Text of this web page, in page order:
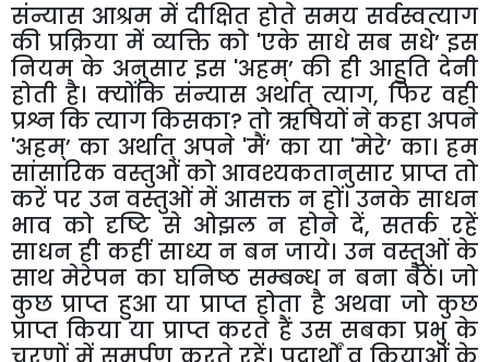
संन्यास आश्रम में दीक्षित होते समय सर्वस्वत्याग
की प्रक्रिया में व्यक्ति को 'एके साधे सब सधे’इस
नियम के अनुसार इस 'अहम्’की ही आहुति देनी
होती है। क्योंकि संन्यास अर्थात् त्याग, फिर वही
प्रश्न कि त्याग किसका? तो ऋषियों ने कहा अपने
'अहम्’का अर्थात् अपने 'मैं’ का या 'मेरे’ का। हम
सांसारिक वस्तुओं को आवश्यकतानुसार प्राप्त तो
करें पर उन वस्तुओं में आसक्त न हों। उनके साधन
भाव को दृष्टि से ओझल न होने दें,सतर्क रहें
साधन ही कहीं साध्य न बन जाये। उन वस्तुओं के
साथ मेरेपन का घनिष्ठ सम्बन्ध न बना बैठें। जो
कुछ प्राप्त हुआ या प्राप्त होता है अथवा जो कुछ
प्राप्त किया या प्राप्त करते हैं उस सबका प्रभु के